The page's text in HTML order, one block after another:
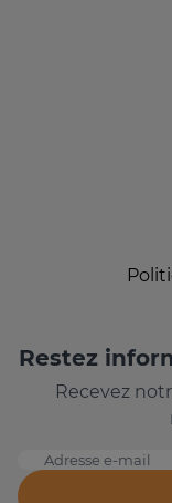
Restez
Recevez
Adresse e-mail